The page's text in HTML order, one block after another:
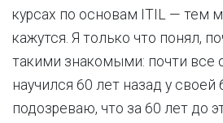
курсах по основам ITIL — тем
кажутся. Я только что понял,
такими знакомыми: почти все
научился 60 лет назад у своей
подозреваю, что за 60 лет до